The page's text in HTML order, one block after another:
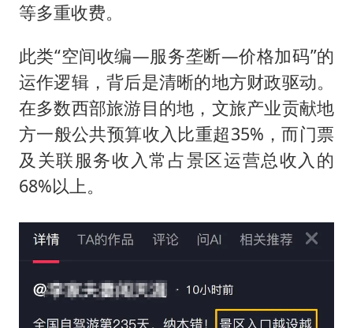
等多重收费。
此类“空间收编—服务垄断—价格加码”的
运作逻辑，背后是清晰的地方财政驱动。
在多数西部旅游目的地，文旅产业贡献地
方一般公共预算收入比重超35%，而门票
及关联服务收入常占景区运营总收入的
68%以上。